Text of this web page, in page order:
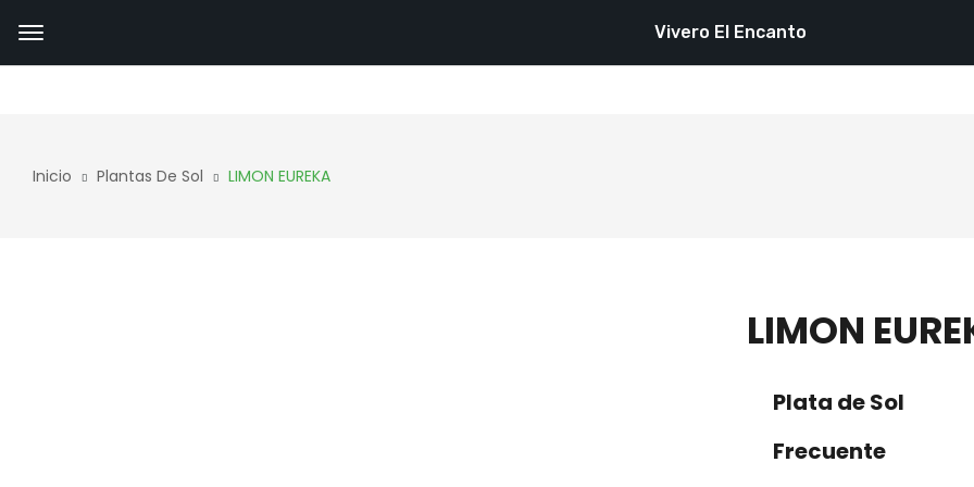
Inicio Plantas De Sol LIMON EUREKA
LIMON
Plata de Sol
Frecuente
Vivero El Encanto